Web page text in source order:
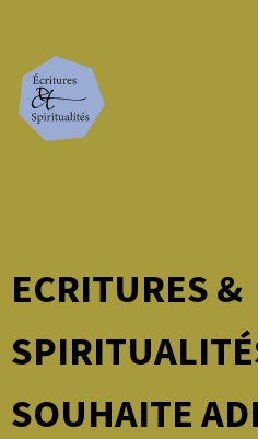
ECRITURES &
SOUHAITE